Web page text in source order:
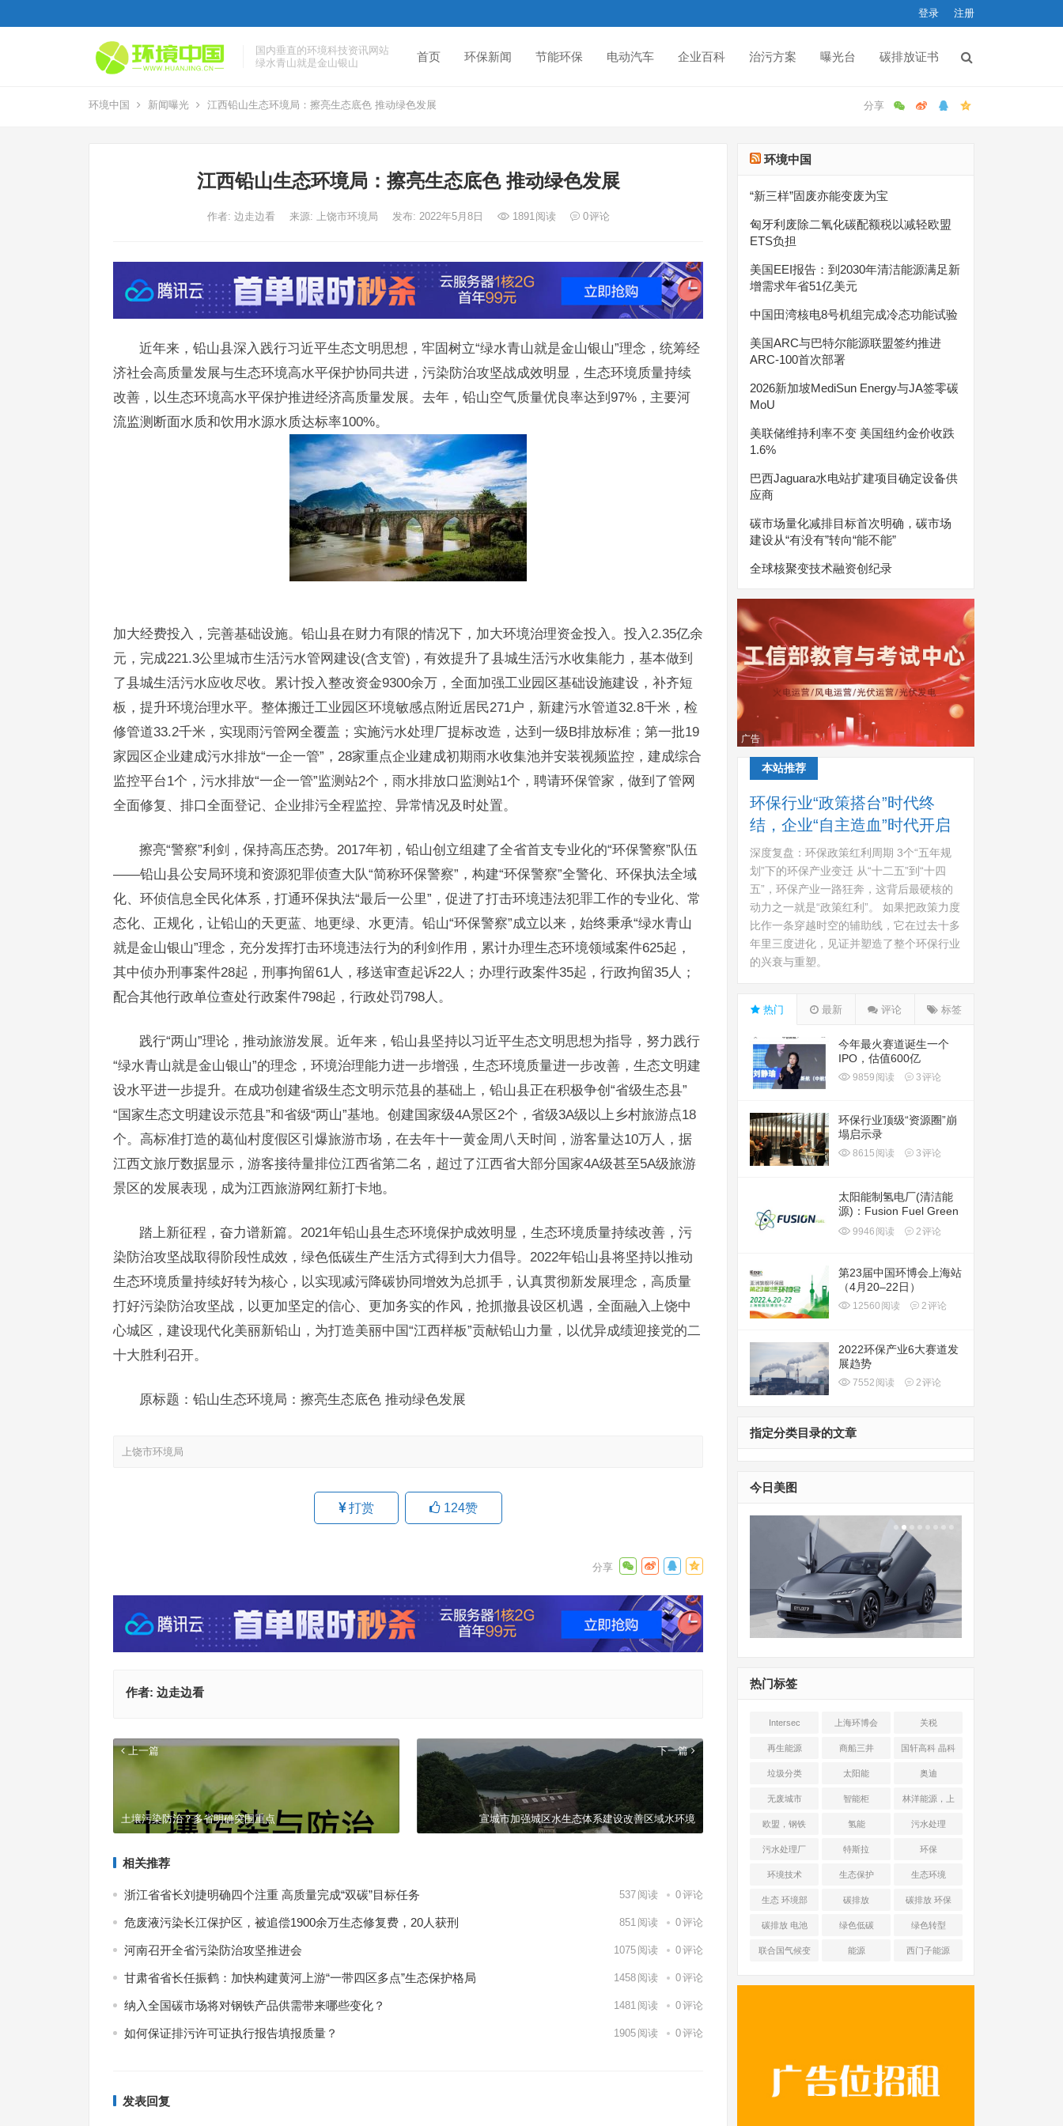
登录 注册
国内垂直的环境科技资讯网站
绿水青山就是金山银山
首页 环保新闻 节能环保 电动汽车 企业百科 治污方案 曝光台 碳排放证书
环境中国 新闻曝光 江西铅山生态环境局：擦亮生态底色 推动绿色发展
江西铅山生态环境局：擦亮生态底色 推动绿色发展
作者: 边走边看 来源: 上饶市环境局 发布: 2022年5月8日 1891阅读 0评论
近年来，铅山县深入践行习近平生态文明思想，牢固树立“绿水青山就是金山银山”理念，统筹经
济社会高质量发展与生态环境高水平保护协同共进，污染防治攻坚战成效明显，生态环境质量持续
改善，以生态环境高水平保护推进经济高质量发展。去年，铅山空气质量优良率达到97%，主要河
流监测断面水质和饮用水源水质达标率100%。
加大经费投入，完善基础设施。铅山县在财力有限的情况下，加大环境治理资金投入。投入2.35亿余
元，完成221.3公里城市生活污水管网建设(含支管)，有效提升了县城生活污水收集能力，基本做到
了县城生活污水应收尽收。累计投入整改资金9300余万，全面加强工业园区基础设施建设，补齐短
板，提升环境治理水平。整体搬迁工业园区环境敏感点附近居民271户，新建污水管道32.8千米，检
修管道33.2千米，实现雨污管网全覆盖；实施污水处理厂提标改造，达到一级B排放标准；第一批19
家园区企业建成污水排放“一企一管”，28家重点企业建成初期雨水收集池并安装视频监控，建成综合
监控平台1个，污水排放“一企一管”监测站2个，雨水排放口监测站1个，聘请环保管家，做到了管网
全面修复、排口全面登记、企业排污全程监控、异常情况及时处置。
擦亮“警察”利剑，保持高压态势。2017年初，铅山创立组建了全省首支专业化的“环保警察”队伍
——铅山县公安局环境和资源犯罪侦查大队“简称环保警察”，构建“环保警察”全警化、环保执法全域
化、环侦信息全民化体系，打通环保执法“最后一公里”，促进了打击环境违法犯罪工作的专业化、常
态化、正规化，让铅山的天更蓝、地更绿、水更清。铅山“环保警察”成立以来，始终秉承“绿水青山
就是金山银山”理念，充分发挥打击环境违法行为的利剑作用，累计办理生态环境领域案件625起，
其中侦办刑事案件28起，刑事拘留61人，移送审查起诉22人；办理行政案件35起，行政拘留35人；
配合其他行政单位查处行政案件798起，行政处罚798人。
践行“两山”理论，推动旅游发展。近年来，铅山县坚持以习近平生态文明思想为指导，努力践行
“绿水青山就是金山银山”的理念，环境治理能力进一步增强，生态环境质量进一步改善，生态文明建
设水平进一步提升。在成功创建省级生态文明示范县的基础上，铅山县正在积极争创“省级生态县”
“国家生态文明建设示范县”和省级“两山”基地。创建国家级4A景区2个，省级3A级以上乡村旅游点18
个。高标准打造的葛仙村度假区引爆旅游市场，在去年十一黄金周八天时间，游客量达10万人，据
江西文旅厅数据显示，游客接待量排位江西省第二名，超过了江西省大部分国家4A级甚至5A级旅游
景区的发展表现，成为江西旅游网红新打卡地。
踏上新征程，奋力谱新篇。2021年铅山县生态环境保护成效明显，生态环境质量持续改善，污
染防治攻坚战取得阶段性成效，绿色低碳生产生活方式得到大力倡导。2022年铅山县将坚持以推动
生态环境质量持续好转为核心，以实现减污降碳协同增效为总抓手，认真贯彻新发展理念，高质量
打好污染防治攻坚战，以更加坚定的信心、更加务实的作风，抢抓撤县设区机遇，全面融入上饶中
心城区，建设现代化美丽新铅山，为打造美丽中国“江西样板”贡献铅山力量，以优异成绩迎接党的二
十大胜利召开。
原标题：铅山生态环境局：擦亮生态底色 推动绿色发展
上饶市环境局
打赏 124赞
作者: 边走边看
上一篇
土壤污染防治？多省明确突围重点
下一篇
宣城市加强城区水生态体系建设改善区域水环境
相关推荐
浙江省省长刘捷明确四个注重 高质量完成“双碳”目标任务 537 阅读 0评论
危废液污染长江保护区，被追偿1900余万生态修复费，20人获刑 851 阅读 0评论
河南召开全省污染防治攻坚推进会 1075 阅读 0评论
甘肃省省长任振鹤：加快构建黄河上游“一带四区多点”生态保护格局 1458 阅读 0评论
纳入全国碳市场将对钢铁产品供需带来哪些变化？ 1481 阅读 0评论
如何保证排污许可证执行报告填报质量？ 1905 阅读 0评论
发表回复
环境中国
“新三样”固废亦能变废为宝
匈牙利废除二氧化碳配额税以减轻欧盟
ETS负担
美国EEI报告：到2030年清洁能源满足新
增需求年省51亿美元
中国田湾核电8号机组完成冷态功能试验
美国ARC与巴特尔能源联盟签约推进
ARC-100首次部署
2026新加坡MediSun Energy与JA签零碳
MoU
美联储维持利率不变 美国纽约金价收跌
1.6%
巴西Jaguara水电站扩建项目确定设备供
应商
碳市场量化减排目标首次明确，碳市场
建设从“有没有”转向“能不能”
全球核聚变技术融资创纪录
广告
本站推荐
环保行业“政策搭台”时代终
结，企业“自主造血”时代开启
深度复盘：环保政策红利周期 3个“五年规
划”下的环保产业变迁 从“十二五”到“十四
五”，环保产业一路狂奔，这背后最硬核的
动力之一就是“政策红利”。 如果把政策力度
比作一条穿越时空的辅助线，它在过去十多
年里三度进化，见证并塑造了整个环保行业
的兴衰与重塑。
热门 最新 评论 标签
今年最火赛道诞生一个
IPO，估值600亿
9859 阅读 3评论
环保行业顶级“资源圈”崩
塌启示录
8615 阅读 3评论
太阳能制氢电厂(清洁能
源)：Fusion Fuel Green
plc(HTOO)
9946 阅读 2评论
第23届中国环博会上海站
（4月20–22日）
12560 阅读 2评论
2022环保产业6大赛道发
展趋势
7552 阅读 2评论
指定分类目录的文章
今日美图
7月9日 上海合作组织国家绿色发展论坛开幕
式现场
热门标签
Intersec
Shanghai
上海环博会 关税
再生能源 商船三井 国轩高科 晶科
能源 光伏+储能
垃圾分类 太阳能 奥迪
无废城市 智能柜 林洋能源，上
海舜华新能源
欧盟，钢铁 氢能 污水处理
污水处理厂 特斯拉 环保
环境技术 生态保护 生态环境
生态 环境部 碳排放 碳排放 环保
碳排放 电池 绿色低碳 绿色转型
联合国气候变 能源 西门子能源